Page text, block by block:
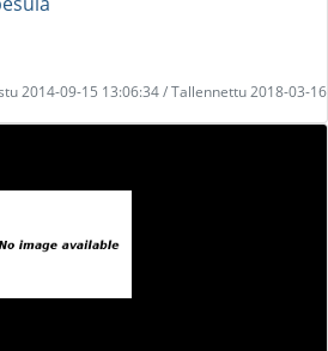
2014-09-15 13:06:34 / Tallennettu 2018-03-16